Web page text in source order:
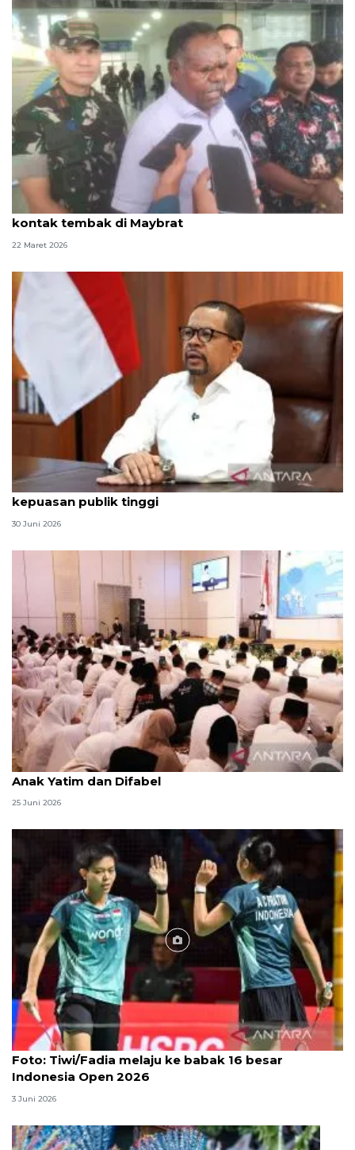
Gubernur sampaikan duka dua TNI gugur dalam
kontak tembak di Maybrat
22 Maret 2026
Qodari: Pemerintah tak puas diri meski tingkat
kepuasan publik tinggi
30 Juni 2026
Menag jadikan setiap 10 Muharam sebagai Lebaran
Anak Yatim dan Difabel
25 Juni 2026
Foto
Foto: Tiwi/Fadia melaju ke babak 16 besar
Indonesia Open 2026
3 Juni 2026